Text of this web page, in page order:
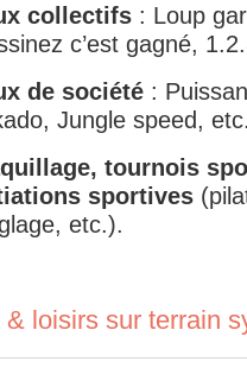
collectifs : Loup
c’est gagné,
de société :
Jungle speed, etc.
tournois
sportives
etc.).
& loisirs sur terrain